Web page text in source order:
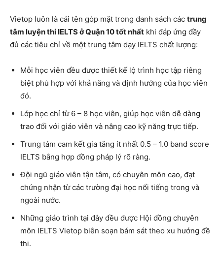
Vietop luôn là cái tên góp mặt trong danh sách các trung
tâm luyện thi IELTS ở Quận 10 tốt nhất khi đáp ứng đầy
đủ các tiêu chí về một trung tâm dạy IELTS chất lượng:
Mỗi học viên đều được thiết kế lộ trình học tập riêng
biệt phù hợp với khả năng và định hướng của học viên
đó.
Lớp học chỉ từ 6 – 8 học viên, giúp học viên dễ dàng
trao đổi với giáo viên và nâng cao kỹ năng trực tiếp.
Trung tâm cam kết gia tăng ít nhất 0.5 – 1.0 band score
IELTS bằng hợp đồng pháp lý rõ ràng.
Đội ngũ giáo viên tận tâm, có chuyên môn cao, đạt
chứng nhận từ các trường đại học nổi tiếng trong và
ngoài nước.
Những giáo trình tại đây đều được Hội đồng chuyên
môn IELTS Vietop biên soạn bám sát theo xu hướng đề
thi.